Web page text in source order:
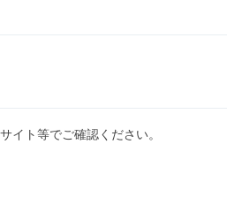
ト等でご確認ください。